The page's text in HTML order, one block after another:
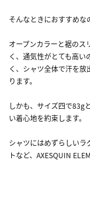
そんなときにおすすめな
オープンカラーと裾のス
く、通気性がとても高
く、シャツ全体で汗を
ります。
しかも、サイズ四で83g
い着心地を約束します。
シャツにはめずらしいラ
トなど、AXESQUIN